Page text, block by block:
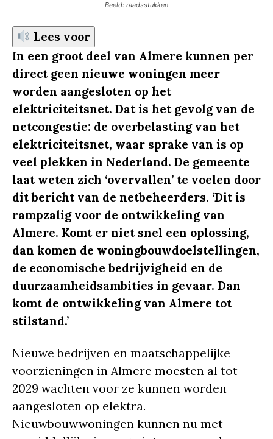
Beeld: raadsstukken
Lees voor
In een groot deel van Almere kunnen per
direct geen nieuwe woningen meer
worden aangesloten op het
elektriciteitsnet. Dat is het gevolg van de
netcongestie: de overbelasting van het
elektriciteitsnet, waar sprake van is op
veel plekken in Nederland. De gemeente
laat weten zich ‘overvallen’ te voelen door
dit bericht van de netbeheerders. ‘Dit is
rampzalig voor de ontwikkeling van
Almere. Komt er niet snel een oplossing,
dan komen de woningbouwdoelstellingen,
de economische bedrijvigheid en de
duurzaamheidsambities in gevaar. Dan
komt de ontwikkeling van Almere tot
stilstand.’
Nieuwe bedrijven en maatschappelijke
voorzieningen in Almere moesten al tot
2029 wachten voor ze kunnen worden
aangesloten op elektra.
Nieuwbouwwoningen kunnen nu met